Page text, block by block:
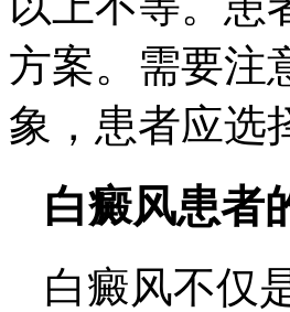
方案。需要注
象，患者应选
白癜风患者
白癜风不仅